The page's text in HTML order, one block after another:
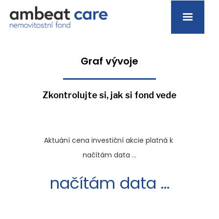
Graf vývoje
Zkontrolujte si, jak si fond vede
Aktuání cena investiční akcie platná k
načítám data ...
načítám data ...